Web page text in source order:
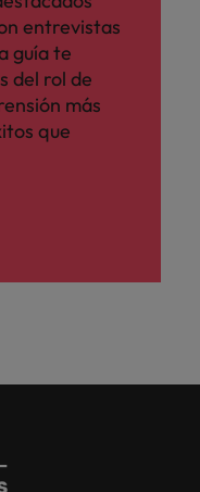
entrevistas
guía te
del rol de
más
que